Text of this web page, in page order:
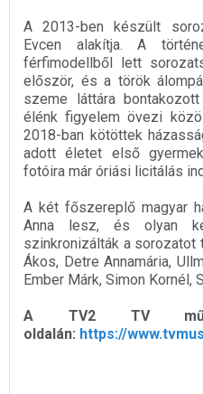
A 2013-ben készült
Evcen alakítja. A
férfimodellből lett
először, és a török
szeme láttára
élénk figyelem övezi
2018-ban kötöttek
adott életet első
fotóira már óriási licitálás
A két főszereplő magyar
Anna lesz, és olyan
szinkronizálták a
Ákos, Detre Annamária,
Ember Márk, Simon Kornél,
A TV2 TV
oldalán: https://